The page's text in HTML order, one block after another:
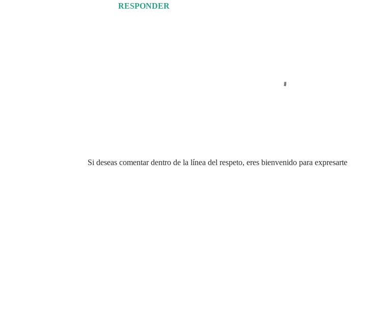
RESPONDER
P
Si deseas comentar dentro de la línea del respeto, eres bienvenido para expresarte